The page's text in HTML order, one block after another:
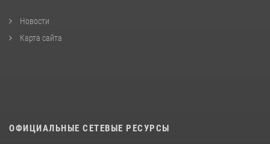
Новости
Карта сайта
ОФИЦИАЛЬНЫЕ СЕТЕВЫЕ РЕСУРСЫ